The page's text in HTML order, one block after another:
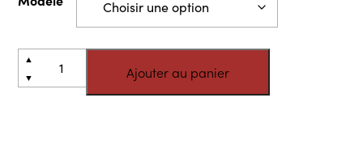
▲
▼
Panneaux
Ajouter au panier